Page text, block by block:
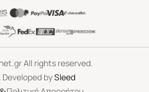
All rights reserved.
Developed bySleed